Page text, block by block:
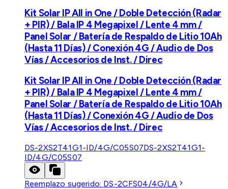
Kit Solar IP All in One / Doble Detección (Radar
+ PIR) / Bala IP 4 Megapixel / Lente 4 mm /
Panel Solar / Batería de Respaldo de Litio 10Ah
(Hasta 11 Días) / Conexión 4G / Audio de Dos
Vías / Accesorios de Inst. / Direc
Kit Solar IP All in One / Doble Detección (Radar
+ PIR) / Bala IP 4 Megapixel / Lente 4 mm /
Panel Solar / Batería de Respaldo de Litio 10Ah
(Hasta 11 Días) / Conexión 4G / Audio de Dos
Vías / Accesorios de Inst. / Direc
DS-2XS2T41G1-ID/4G/C05S07DS-2XS2T41G1-
ID/4G/C05S07
Reemplazo sugerido: DS-2CFS04/4G/LA